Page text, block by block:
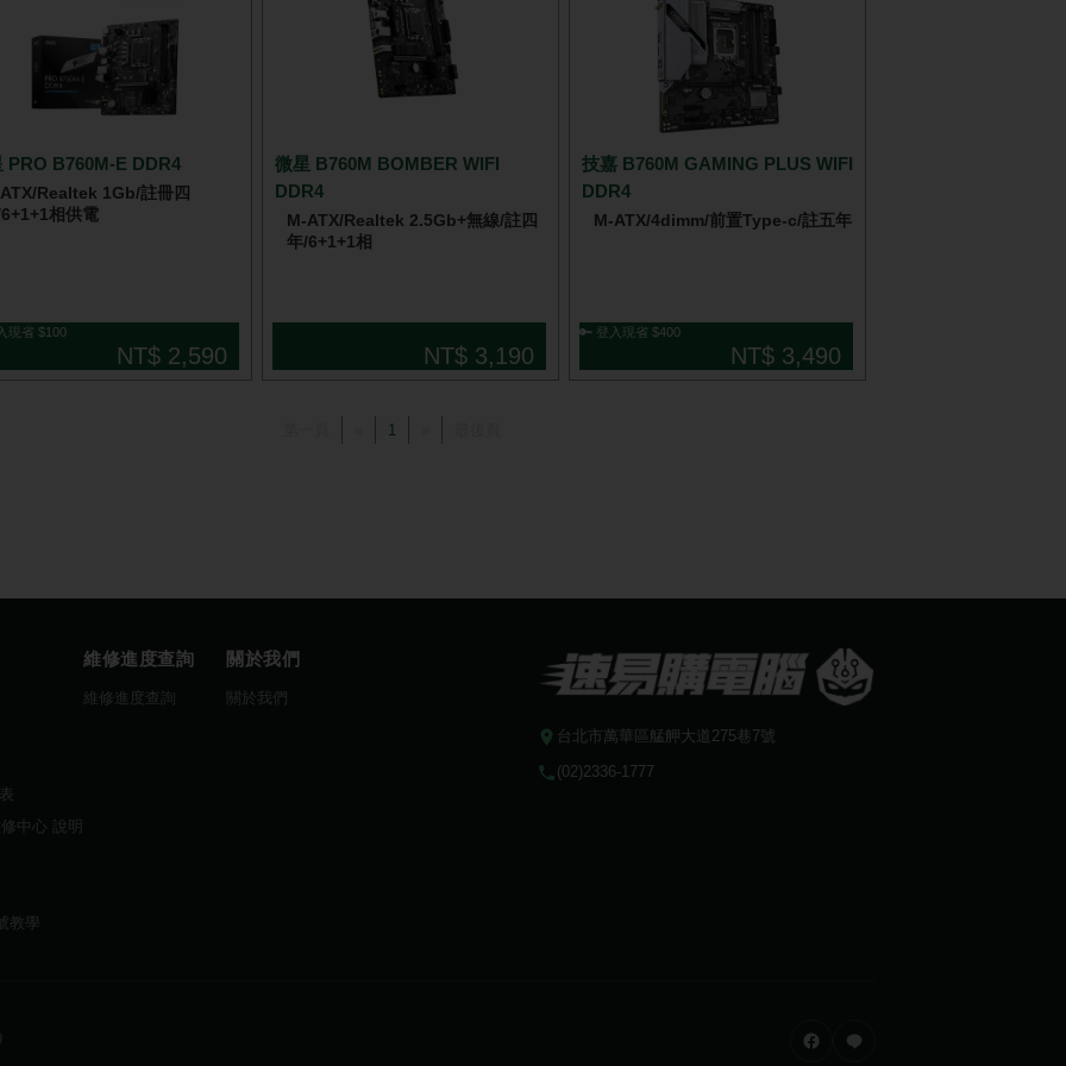
PRO B760M-E DDR4
Realtek 1Gb/註冊四
相供電
現省 $100
NT$ 2,590
微星 B760M BOMBER WIFI
DDR4
M-ATX/Realtek 2.5Gb+無線/註四
年/6+1+1相
NT$ 3,190
技嘉 B760M GAMING PLUS WIFI
DDR4
M-ATX/4dimm/前置Type-c/註五年
🔑 登入現省 $400
NT$ 3,490
1
中心 說明
教學
維修進度查詢
維修進度查詢
關於我們
關於我們
台北市萬華區艋舺大道275巷7號
(02)2336-1777